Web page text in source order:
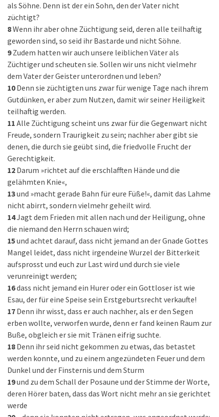
als Söhne. Denn ist der ein Sohn, den der Vater nicht
züchtigt?
8Wenn ihr aber ohne Züchtigung seid, deren alle teilhaftig
geworden sind, so seid ihr Bastarde und nicht Söhne.
9 Zudem hatten wir auch unsere leiblichen Väter als
Züchtiger und scheuten sie. Sollen wir uns nicht vielmehr
dem Vater der Geister unterordnen und leben?
10 Denn sie züchtigten uns zwar für wenige Tage nach ihrem
Gutdünken, er aber zum Nutzen, damit wir seiner Heiligkeit
teilhaftig werden.
11 Alle Züchtigung scheint uns zwar für die Gegenwart nicht
Freude, sondern Traurigkeit zu sein; nachher aber gibt sie
denen, die durch sie geübt sind, die friedvolle Frucht der
Gerechtigkeit.
12 Darum »richtet auf die erschlafften Hände und die
gelähmten Knie«,
13und »macht gerade Bahn für eure Füße!«, damit das Lahme
nicht abirrt, sondern vielmehr geheilt wird.
14Jagt dem Frieden mit allen nach und der Heiligung, ohne
die niemand den Herrn schauen wird;
15und achtet darauf, dass nicht jemand an der Gnade Gottes
Mangel leidet, dass nicht irgendeine Wurzel der Bitterkeit
aufsprosst und euch zur Last wird und durch sie viele
verunreinigt werden;
16dass nicht jemand ein Hurer oder ein Gottloser ist wie
Esau, der für eine Speise sein Erstgeburtsrecht verkaufte!
17 Denn ihr wisst, dass er auch nachher, als er den Segen
erben wollte, verworfen wurde, denn er fand keinen Raum zur
Buße, obgleich er sie mit Tränen eifrig suchte.
18 Denn ihr seid nicht gekommen zu etwas, das betastet
werden konnte, und zu einem angezündeten Feuer und dem
Dunkel und der Finsternis und dem Sturm
19und zu dem Schall der Posaune und der Stimme der Worte,
deren Hörer baten, dass das Wort nicht mehr an sie gerichtet
werde